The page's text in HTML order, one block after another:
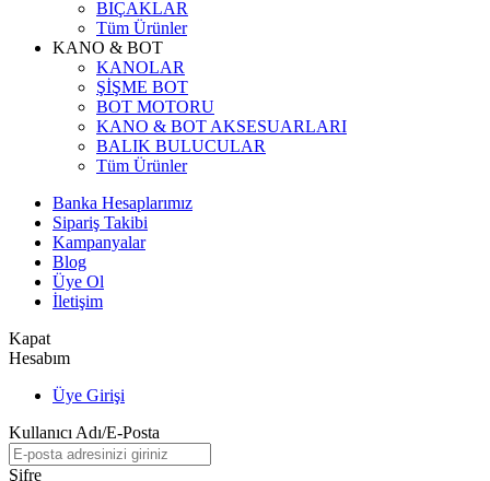
BIÇAKLAR
Tüm Ürünler
KANO & BOT
KANOLAR
ŞİŞME BOT
BOT MOTORU
KANO & BOT AKSESUARLARI
BALIK BULUCULAR
Tüm Ürünler
Banka Hesaplarımız
Sipariş Takibi
Kampanyalar
Blog
Üye Ol
İletişim
Kapat
Hesabım
Üye Girişi
Kullanıcı Adı/E-Posta
Şifre